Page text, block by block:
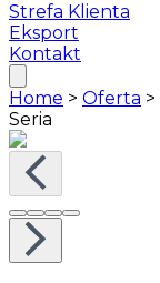
Strefa Klienta
Eksport
Kontakt
Home > Oferta >
Seria